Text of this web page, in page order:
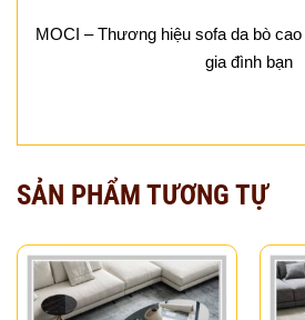
MOCI – Thương hiệu sofa da bò
gia đình bạn
SẢN PHẨM TƯƠNG TỰ